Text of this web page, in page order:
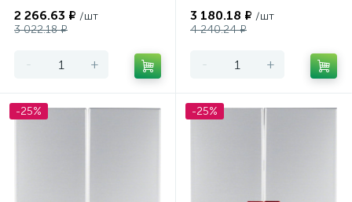
2 266.63 ₽ /шт
3 022.18 ₽
- +
3 180.18 ₽ /шт
4 240.24 ₽
- +
-25% -25%